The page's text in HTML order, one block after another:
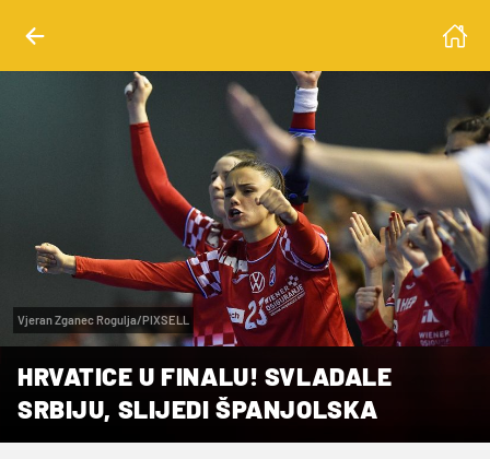
Vjeran Zganec Rogulja/PIXSELL
HRVATICE U FINALU! SVLADALE
SRBIJU, SLIJEDI ŠPANJOLSKA